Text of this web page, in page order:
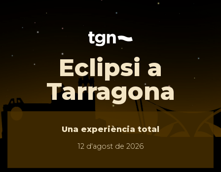
Eclipsi a
Tarragona
Una experiència total
12 d'agost de 2026